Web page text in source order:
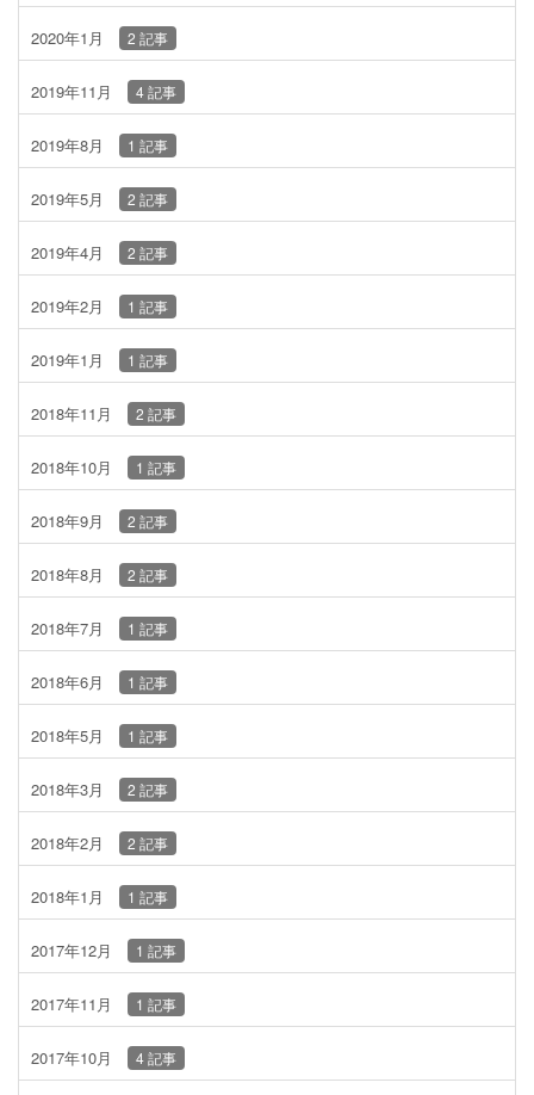
2020年1月 2 記事
2019年11月 4 記事
2019年8月 1 記事
2019年5月 2 記事
2019年4月 2 記事
2019年2月 1 記事
2019年1月 1 記事
2018年11月 2 記事
2018年10月 1 記事
2018年9月 2 記事
2018年8月 2 記事
2018年7月 1 記事
2018年6月 1 記事
2018年5月 1 記事
2018年3月 2 記事
2018年2月 2 記事
2018年1月 1 記事
2017年12月 1 記事
2017年11月 1 記事
2017年10月 4 記事